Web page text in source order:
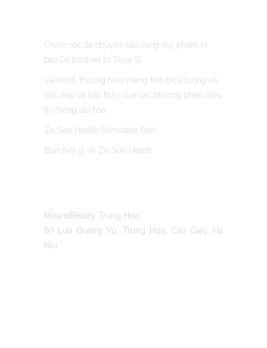
Chăm sóc da chuyên sâu cùng mỹ phẩm tế
bào Cellcosmet từ Thụy Sĩ
Valmont, thương hiệu mang tính biểu tượng về
sắc đẹp và bậc thầy của các phương pháp điều
trị chống lão hóa
Zo Skin Health Stimulator Peel
Bạn biết gì về Zo Skin Health
MoanaBeauty Trung Hòa:
67 Lưu Quang Vũ, Trung Hòa, Cau Giay, Ha
Noi